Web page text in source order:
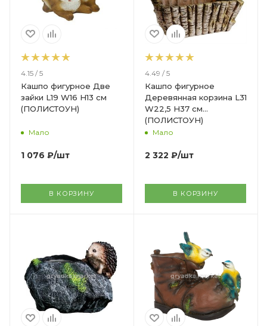
4.15 / 5
Кашпо фигурное Две
зайки L19 W16 H13 см
(ПОЛИСТОУН)
Мало
1 076 ₽/шт
В КОРЗИНУ
4.49 / 5
Кашпо фигурное
Деревянная корзина L31
W22,5 H37 см
(ПОЛИСТОУН)
Мало
2 322 ₽/шт
В КОРЗИНУ